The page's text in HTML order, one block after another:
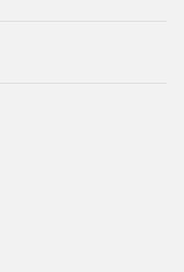
в себе
программы с
приложений, а